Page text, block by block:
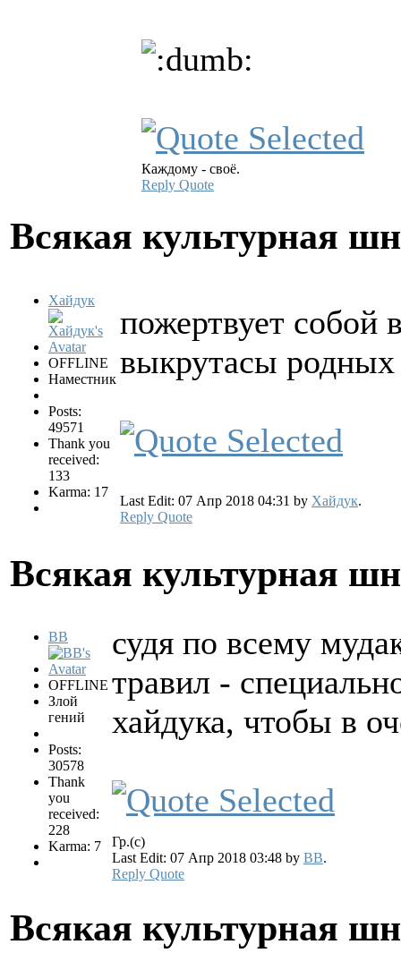
Каждому - своё.
Reply Quote
Всякая культурная
Хайдук
OFFLINE
Наместник
Posts:
49571
Thank you
received:
133
Karma: 17
пожертвует собой
выкрутасы
Last Edit: 07 Апр 2018 04:31 by Хайдук.
Reply Quote
Всякая культурная
BB
OFFLINE
Злой
гений
Posts:
30578
Thank
you
received:
228
Karma: 7
судя по всему
травил -
хайдука, чтобы в
Гр.(с)
Last Edit: 07 Апр 2018 03:48 by BB.
Reply Quote
Всякая культурная